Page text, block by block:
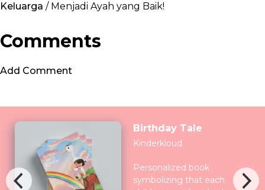
Keluarga / Menjadi Ayah yang Baik!
Comments
Add Comment
Birthday Tale
Kinderkloud
Personalized book
symbolizing that each